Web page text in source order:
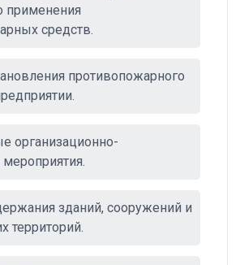
применения
средств.
противопожарного
организационно-
мероприятия.
зданий, сооружений и
территорий.